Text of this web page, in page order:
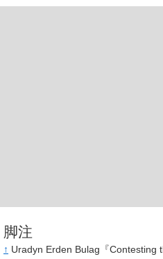
脚注
↑ Uradyn Erden Bulag『Contesting